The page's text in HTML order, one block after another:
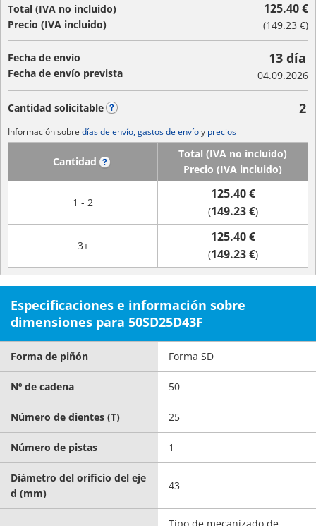
Total (IVA no incluido)
Precio (IVA incluido)
125.40 €
(149.23 €)
Fecha de envío
Fecha de envío prevista
13 día
04.09.2026
Cantidad solicitable 2
Información sobre días de envío, gastos de envíoy precios
Cantidad
Total (IVA no incluido)
Precio (IVA incluido)
1 - 2
125.40 €
(149.23 €)
3+
125.40 €
(149.23 €)
Especificaciones e información sobre
dimensiones para 50SD25D43F
Forma de piñón Forma SD
Nº de cadena 50
Número de dientes (T) 25
Número de pistas 1
Diámetro del orificio del eje
d (mm)
43